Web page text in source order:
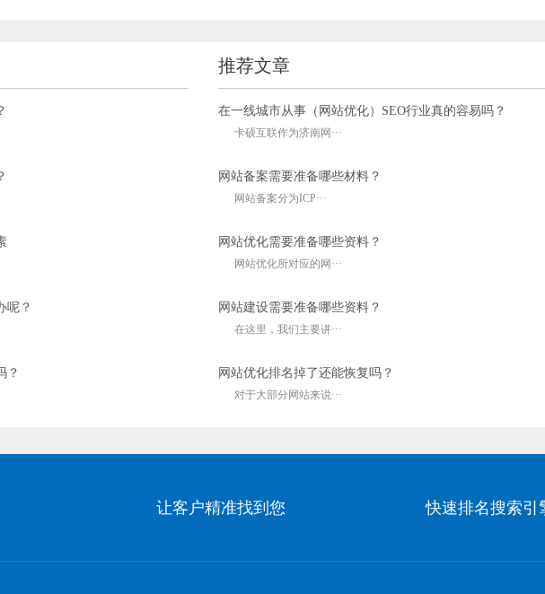
呢？
？
推荐文章
在一线城市从事（网站优化）SEO行业真的容易吗？
卡硕互联作为济南网···
网站备案需要准备哪些材料？
网站备案分为ICP···
网站优化需要准备哪些资料？
网站优化所对应的网···
网站建设需要准备哪些资料？
在这里，我们主要讲···
网站优化排名掉了还能恢复吗？
对于大部分网站来说···
让客户精准找到您 快速排名搜索引